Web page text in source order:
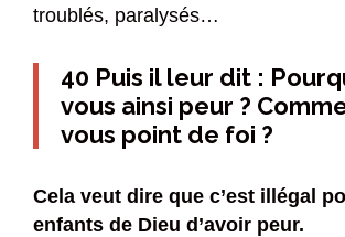
troublés, paralysés…
40 Puis il leur dit :
vous ainsi peur ?
vous point de foi ?
Cela veut dire que c’est illégal
enfants de Dieu d’avoir peur.